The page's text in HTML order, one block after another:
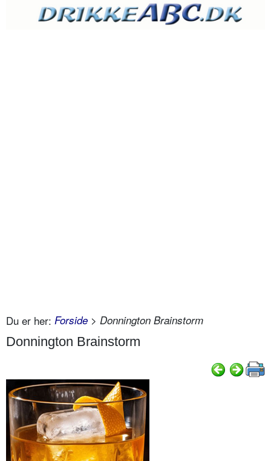
Du er her: Forside > Donnington Brainstorm
Donnington Brainstorm